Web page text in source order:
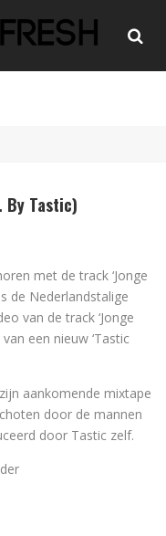
By Tastic)
met de track ‘Jonge
de Nederlandstalige
van de track ‘Jonge
een nieuw ‘Tastic
aankomende mixtape
door de mannen
door Tastic zelf.